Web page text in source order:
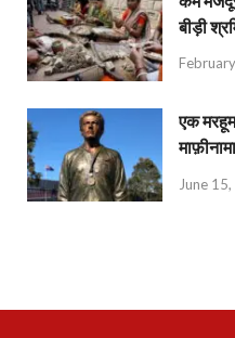
बीड़ी
एक
माफ़ीनामा
June